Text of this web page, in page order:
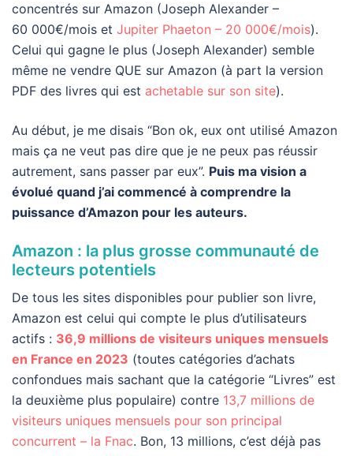
concentrés sur Amazon (Joseph Alexander –
60 000€/mois et Jupiter Phaeton – 20 000€/mois).
Celui qui gagne le plus (Joseph Alexander) semble
même ne vendre QUE sur Amazon (à part la version
PDF des livres qui est achetable sur son site).
Au début, je me disais “Bon ok, eux ont utilisé Amazon
mais ça ne veut pas dire que je ne peux pas réussir
autrement, sans passer par eux”. Puis ma vision a
évolué quand j’ai commencé à comprendre la
puissance d’Amazon pour les auteurs.
Amazon : la plus grosse communauté de
lecteurs potentiels
De tous les sites disponibles pour publier son livre,
Amazon est celui qui compte le plus d’utilisateurs
actifs : 36,9 millions de visiteurs uniques mensuels
en France en 2023 (toutes catégories d’achats
confondues mais sachant que la catégorie “Livres” est
la deuxième plus populaire) contre 13,7 millions de
visiteurs uniques mensuels pour son principal
concurrent – la Fnac. Bon, 13 millions, c’est déjà pas